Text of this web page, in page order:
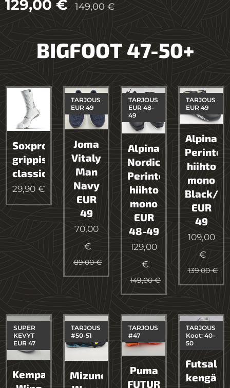
129,00€ 149,00€
BIGFOOT 47-50+
Soxpro
grippisukka
classic
29,90 €
Joma
Vitaly
Man
Navy
EUR
49
TARJOUS
EUR 49
70,00
€
89,00€
Alpina
Nordic
Perinteisen
hiihto
mono
EUR
48-49
TARJOUS
EUR 48-
49
129,00
€
149,00€
Alpina
hiihto
mono
Black/
EUR
49
TARJOUS
EUR 49
109,00
€
139,00€
Kempa
SUPER
KEVYT
EUR 47
Mizuno
TARJOUS
#50-51
Puma
FUTURE
TARJOUS
#47
Futsal
kengä
TARJOUS
Koot: 40-
50